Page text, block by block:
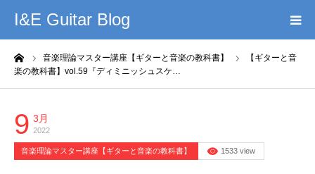
I&E Guitar Blog
音楽理論マスター講座【ギターと音楽の教科書】
【ギターと音
楽の教科書】vol.59『ディミニッシュスケ…
9 3月
2022
音楽理論マスター講座【ギターと音楽の教科書】 1533 view
HOME
このブログの理念